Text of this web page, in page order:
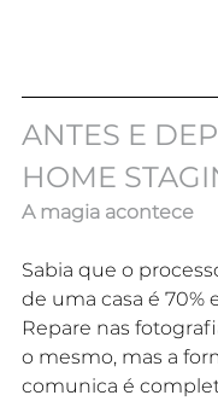
ANTES E
HOME
A magia acontece
Sabia que o
de uma casa é 70%
Repare nas
o mesmo, mas a
comunica é